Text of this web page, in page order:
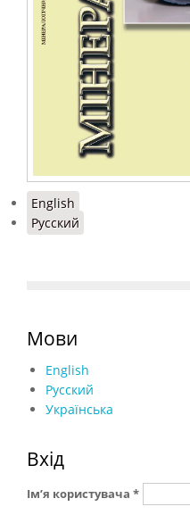
English
Русский
Мови
English
Русский
Українська
Вхід
Ім’я користувача *